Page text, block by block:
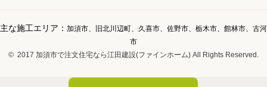
主な施工エリア： 加須市、旧北川辺町、久喜市、佐野市、栃木市、館林市、古河
市
© 2017 加須市で注文住宅なら江田建設(ファインホーム) All Rights Reserved.